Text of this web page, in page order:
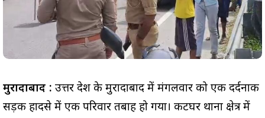
मुरादाबाद : उत्तर प्रदेश के मुरादाबाद में मंगलवार को एक दर्दनाक
सड़क हादसे में एक परिवार तबाह हो गया। कटघर थाना क्षेत्र में